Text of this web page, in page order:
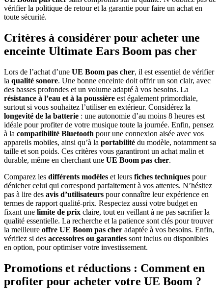
vérifier la politique de retour et la garantie pour faire un achat en
toute sécurité.
Critères à considérer pour acheter une
enceinte Ultimate Ears Boom pas cher
Lors de l’achat d’une UE Boom pas cher, il est essentiel de vérifier
la qualité sonore. Une bonne enceinte doit offrir un son clair, avec
des basses profondes et un volume adapté à vos besoins. La
résistance à l’eau et à la poussière est également primordiale,
surtout si vous souhaitez l’utiliser en extérieur. Considérez la
longevité de la batterie : une autonomie d’au moins 8 heures est
idéale pour profiter de votre musique toute la journée. Enfin, pensez
à la compatibilité Bluetooth pour une connexion aisée avec vos
appareils mobiles, ainsi qu’à la portabilité du modèle, notamment sa
taille et son poids. Ces critères vous garantiront un achat malin et
durable, même en cherchant une UE Boom pas cher.
Comparez les différents modèles et leurs fiches techniques pour
dénicher celui qui correspond parfaitement à vos attentes. N’hésitez
pas à lire des avis d’utilisateurs pour connaître leur expérience en
termes de rapport qualité-prix. Respectez aussi votre budget en
fixant une limite de prix claire, tout en veillant à ne pas sacrifier la
qualité essentielle. La recherche et la patience sont clés pour trouver
la meilleure offre UE Boom pas cher adaptée à vos besoins. Enfin,
vérifiez si des accessoires ou garanties sont inclus ou disponibles
en option, pour optimiser votre investissement.
Promotions et réductions : Comment en
profiter pour acheter votre UE Boom ?